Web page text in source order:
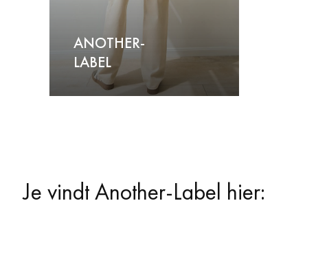
ANOTHER-
LABEL
Je vindt Another-Label hier: